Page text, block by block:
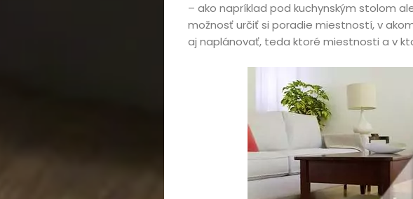
– ako napríklad pod kuchynským stolom
možnosť určiť si poradie miestností, v
aj naplánovať, teda ktoré miestnosti a v